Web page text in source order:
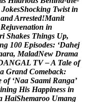
JokesShocking Twist in
andArrested!Manit
Rejuvenation in
ri Shakes Things Up,
ng 100 Episodes: ‘Dahej
ara, MaladNew Drama
ANGAL TV –A Tale of
a Grand Comeback:
of ‘Naa Saami Ranga’
ining His Happiness in
HaiShemaroo Umang